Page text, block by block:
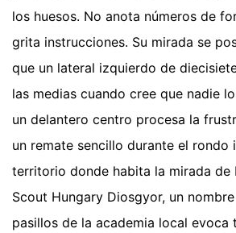
los huesos. No anota números de
grita instrucciones. Su mirada se
que un lateral izquierdo de
las medias cuando cree que nadie
un delantero centro procesa la
un remate sencillo durante el rondo
territorio donde habita la mirada de
Scout Hungary Diosgyor, un
pasillos de la academia local evoca